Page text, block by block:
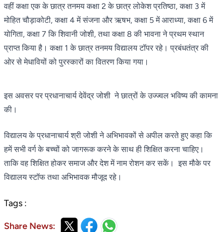
वहीं कक्षा एक के छात्र तनमय कक्षा 2 के छात्र लोकेश प्रतिष्ठा, कक्षा 3 में
मोहित चौड़ाकोटी, कक्षा 4 में संजना और ऋषभ, कक्षा 5 में आराध्या, कक्षा 6 में
योगिता, कक्षा 7 कि शिवानी जोशी, तथा कक्षा 8 की भावना ने प्रथम स्थान
प्राप्त किया है। कक्षा 1 के छात्र तनमय विद्यालय टॉपर रहे। प्रबंधतंत्र की
ओर से मेधावियों को पुरस्कारों का वितरण किया गया।
इस अवसर पर प्रधानाचार्य देवेंद्र जोशी ने छात्रों के उज्ज्वल भविष्य की कामना
की।
विद्यालय के प्रधानाचार्य श्री जोशी ने अभिभावकों से अपील करते हुए कहा कि
हमें सभी वर्ग के बच्चों को जागरूक करने के साथ ही शिक्षित करना चाहिए।
ताकि वह शिक्षित होकर समाज और देश में नाम रोशन कर सकें। इस मौके पर
विद्यालय स्टॉफ तथा अभिभावक मौजूद रहे।
Tags :
Share News: